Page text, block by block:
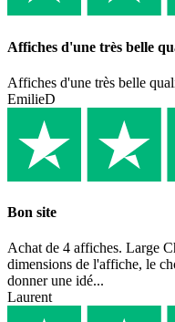
Affiches d'une très belle
Affiches d'une très belle
EmilieD
Bon site
Achat de 4 affiches. Large
dimensions de l'affiche, le
donner une idé...
Laurent